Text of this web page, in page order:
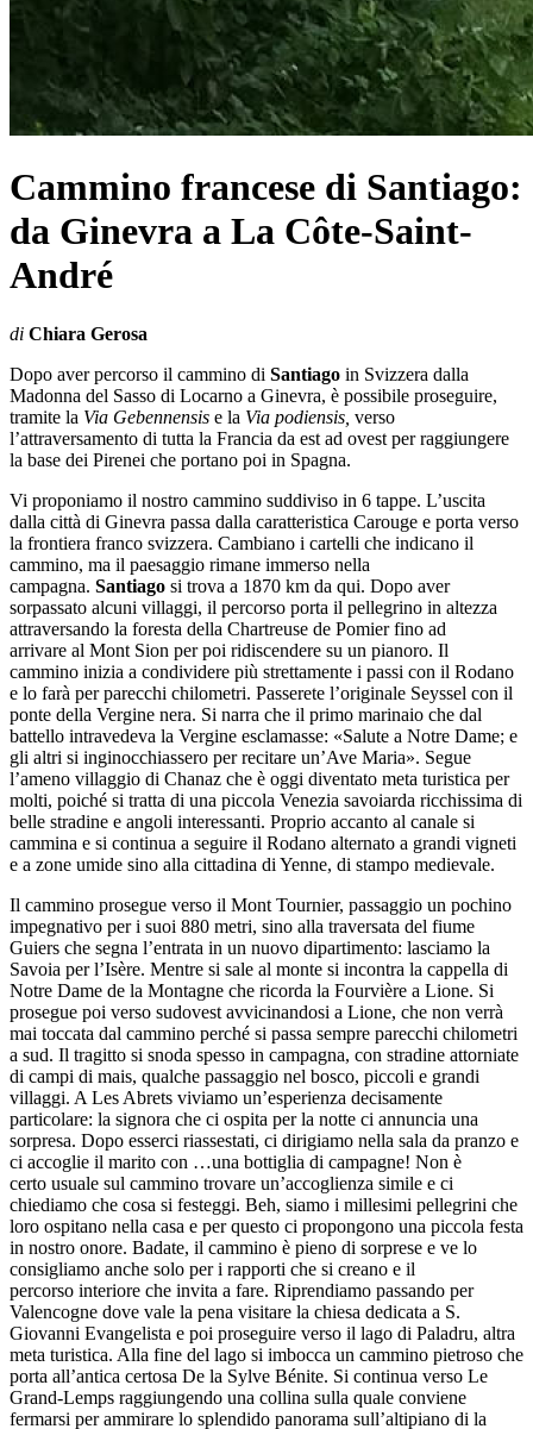
Cammino francese di Santiago:
da Ginevra a La Côte-Saint-
André
di Chiara Gerosa
Dopo aver percorso il cammino di Santiago in Svizzera dalla
Madonna del Sasso di Locarno a Ginevra, è possibile proseguire,
tramite la Via Gebennensis e la Via podiensis, verso
l’attraversamento di tutta la Francia da est ad ovest per raggiungere
la base dei Pirenei che portano poi in Spagna.
Vi proponiamo il nostro cammino suddiviso in 6 tappe. L’uscita
dalla città di Ginevra passa dalla caratteristica Carouge e porta verso
la frontiera franco svizzera. Cambiano i cartelli che indicano il
cammino, ma il paesaggio rimane immerso nella
campagna. Santiago si trova a 1870 km da qui. Dopo aver
sorpassato alcuni villaggi, il percorso porta il pellegrino in altezza
attraversando la foresta della Chartreuse de Pomier fino ad
arrivare al Mont Sion per poi ridiscendere su un pianoro. Il
cammino inizia a condividere più strettamente i passi con il Rodano
e lo farà per parecchi chilometri. Passerete l’originale Seyssel con il
ponte della Vergine nera. Si narra che il primo marinaio che dal
battello intravedeva la Vergine esclamasse: «Salute a Notre Dame; e
gli altri si inginocchiassero per recitare un’Ave Maria». Segue
l’ameno villaggio di Chanaz che è oggi diventato meta turistica per
molti, poiché si tratta di una piccola Venezia savoiarda ricchissima di
belle stradine e angoli interessanti. Proprio accanto al canale si
cammina e si continua a seguire il Rodano alternato a grandi vigneti
e a zone umide sino alla cittadina di Yenne, di stampo medievale.
Il cammino prosegue verso il Mont Tournier, passaggio un pochino
impegnativo per i suoi 880 metri, sino alla traversata del fiume
Guiers che segna l’entrata in un nuovo dipartimento: lasciamo la
Savoia per l’Isère. Mentre si sale al monte si incontra la cappella di
Notre Dame de la Montagne che ricorda la Fourvière a Lione. Si
prosegue poi verso sudovest avvicinandosi a Lione, che non verrà
mai toccata dal cammino perché si passa sempre parecchi chilometri
a sud. Il tragitto si snoda spesso in campagna, con stradine attorniate
di campi di mais, qualche passaggio nel bosco, piccoli e grandi
villaggi. A Les Abrets viviamo un’esperienza decisamente
particolare: la signora che ci ospita per la notte ci annuncia una
sorpresa. Dopo esserci riassestati, ci dirigiamo nella sala da pranzo e
ci accoglie il marito con …una bottiglia di campagne! Non è
certo usuale sul cammino trovare un’accoglienza simile e ci
chiediamo che cosa si festeggi. Beh, siamo i millesimi pellegrini che
loro ospitano nella casa e per questo ci propongono una piccola festa
in nostro onore. Badate, il cammino è pieno di sorprese e ve lo
consigliamo anche solo per i rapporti che si creano e il
percorso interiore che invita a fare. Riprendiamo passando per
Valencogne dove vale la pena visitare la chiesa dedicata a S.
Giovanni Evangelista e poi proseguire verso il lago di Paladru, altra
meta turistica. Alla fine del lago si imbocca un cammino pietroso che
porta all’antica certosa De la Sylve Bénite. Si continua verso Le
Grand-Lemps raggiungendo una collina sulla quale conviene
fermarsi per ammirare lo splendido panorama sull’altipiano di la